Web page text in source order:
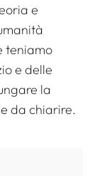
e
teniamo
e delle
la
da chiarire.